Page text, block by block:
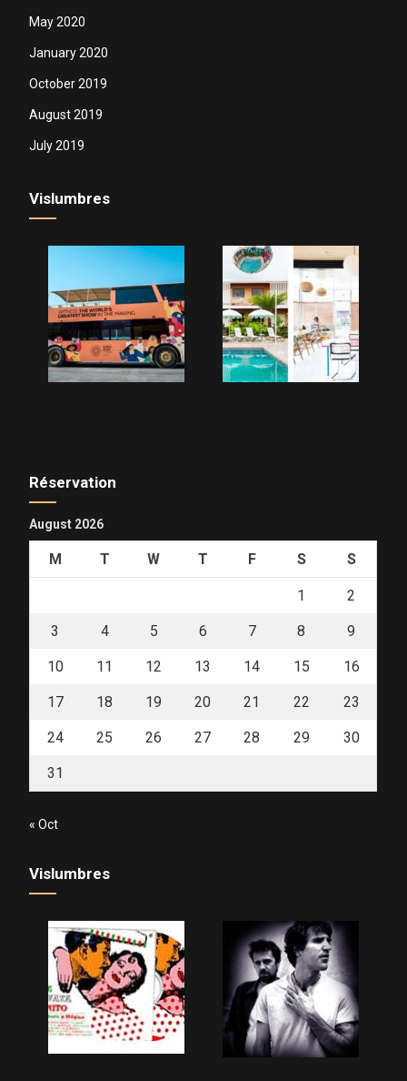
May 2020
January 2020
October 2019
August 2019
July 2019
Vislumbres
Réservation
August 2026
M T W T F S S
1 2
3 4 5 6 7 8 9
10 11 12 13 14 15 16
17 18 19 20 21 22 23
24 25 26 27 28 29 30
31
« Oct
Vislumbres